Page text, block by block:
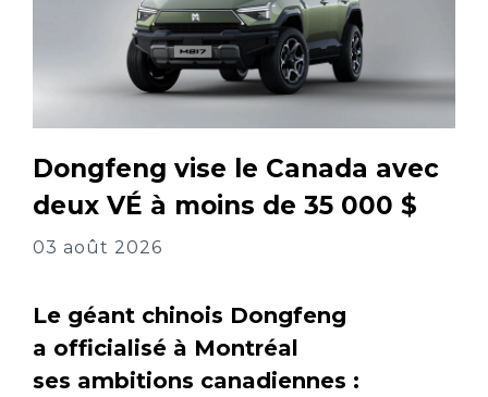
Dongfeng vise le Canada avec
deux VÉ à moins de 35 000 $
03 août 2026
Le géant chinois Dongfeng
a officialisé à Montréal
ses ambitions canadiennes :